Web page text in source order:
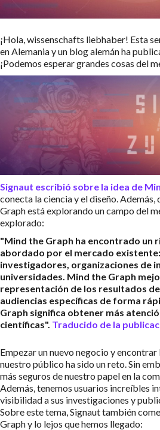
¡Hola, wissenschafts liebhaber! Esta
en Alemania y un blog alemán ha
¡Podemos esperar grandes cosas del
Signaut escribió sobre la idea de
conecta la ciencia y el diseño.
Graph está explorando un campo del
explorado:
"Mind the Graph ha encontrado un
abordado por el mercado
investigadores, organizaciones de
universidades. Mind the Graph
representación de los resultados
audiencias específicas de forma
Graph significa obtener más
científicas". Traducido de la
Empezar un nuevo negocio y encontrar
nuestro público ha sido un reto. Sin
más seguros de nuestro papel en la
Además, tenemos usuarios increíbles
visibilidad a sus investigaciones y
Sobre este tema, Signaut también
Graph y lo lejos que hemos llegado: